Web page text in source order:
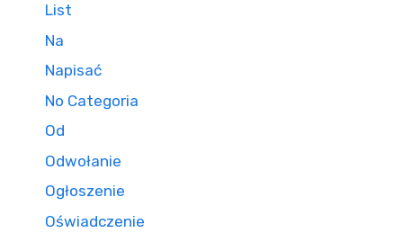
List
Na
Napisać
No Categoria
Od
Odwołanie
Ogłoszenie
Oświadczenie